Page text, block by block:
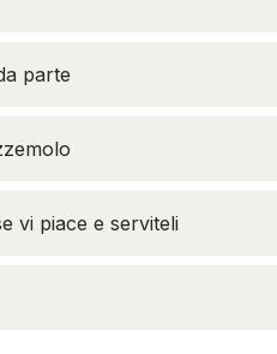
parte
vi piace e serviteli